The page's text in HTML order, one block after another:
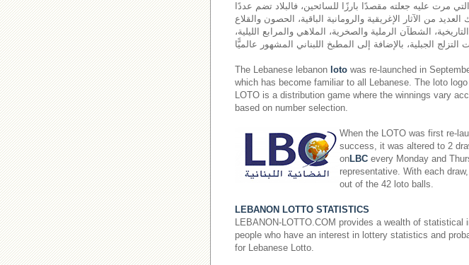
مرت عليه جعلته مقصدًا بارزًا للسائحين، فالبلاد تضم عددًا
من الآثار الإغريقية والرومانية الباقية، الحصون والقلاع
الشطآن الرملية والصخرية، الملاهي والمرابع الليلية،
The Lebanese lebanon loto was re-launched in
which has become familiar to all Lebanese. The loto
LOTO is a distribution game where the winnings vary
based on number selection.
When the LOTO was first re-
success, it was altered to 2
onLBC every Monday and
representative. With each
out of the 42 loto balls.
LEBANON LOTTO STATISTICS
LEBANON-LOTTO.COM provides a wealth of
people who have an interest in lottery statistics and
for Lebanese Lotto.